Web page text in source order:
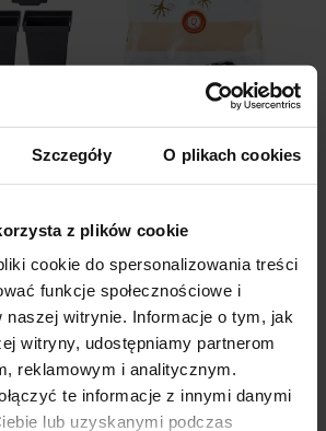
Szczegóły O plikach cookies
z plików cookie
cookie do spersonalizowania treści
funkcje społecznościowe i
naszej witrynie. Informacje o tym, jak
witryny, udostępniamy partnerom
reklamowym i analitycznym.
te informacje z innymi danymi
lub uzyskanymi podczas
Perlit - dodatek do ziemi,
podłoża
4444 oceny
16,90 zł
do koszyka